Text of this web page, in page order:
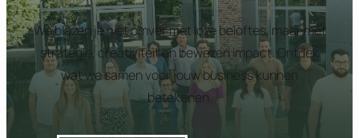
We blazen je niet omver met loze beloftes, maar met
strategie, creativiteit en bewezen impact. Ontdek
wat we samen voor jouw business kunnen
betekenen.